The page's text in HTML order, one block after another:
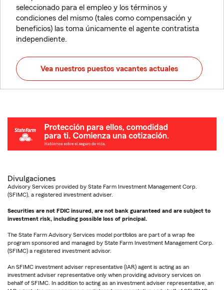
seleccionado para el empleo y los términos y
condiciones del mismo (tales como compensación y
beneficios) las toma únicamente el agente contratista
independiente.
Vea nuestros puestos vacantes actuales
Divulgaciones
Advisory Services provided by State Farm Investment Management Corp.
(SFIMC), a registered investment adviser.
Securities are not FDIC insured, are not bank guaranteed and are subject to
investment risk, including possible loss of principal.
The State Farm Advisory Services model portfolios are part of a wrap fee
program sponsored and managed by State Farm Investment Management Corp.
(SFIMC) a registered investment advisor.
An SFIMC investment adviser representative (IAR) agent is acting as an
investment adviser representative only when providing advisory services on
behalf of SFIMC. In addition to acting as an investment adviser representative, an